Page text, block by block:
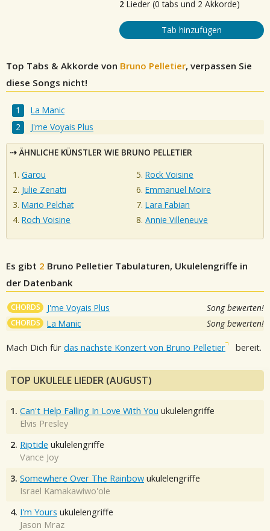
2 Lieder (0 tabs und 2 Akkorde)
Tab hinzufügen
Top Tabs & Akkorde von Bruno Pelletier, verpassen Sie
diese Songs nicht!
La Manic
J'me Voyais Plus
ÄHNLICHE KÜNSTLER WIE BRUNO PELLETIER
Garou
Julie Zenatti
Mario Pelchat
Roch Voisine
Rock Voisine
Emmanuel Moire
Lara Fabian
Annie Villeneuve
Es gibt 2 Bruno Pelletier Tabulaturen, Ukulelengriffe in
der Datenbank
CHORDS J'me Voyais Plus Song bewerten!
CHORDS La Manic Song bewerten!
Mach Dich für das nächste Konzert von Bruno Pelletier bereit.
TOP UKULELE LIEDER (AUGUST)
1. Can't Help Falling In Love With You ukulelengriffe
Elvis Presley
2. Riptide ukulelengriffe
Vance Joy
3. Somewhere Over The Rainbow ukulelengriffe
Israel Kamakawiwo'ole
4. I'm Yours ukulelengriffe
Jason Mraz